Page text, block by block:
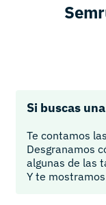
Si buscas
Te contamos
Desgranamos
algunas de las
Y te